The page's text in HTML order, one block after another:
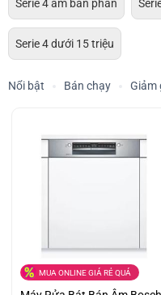
Serie 4 âm bán phần
Serie 4 dưới 15 triệu
Nổi bật Bán chạy Giảm
MUA ONLINE GIÁ RẺ QUÁ